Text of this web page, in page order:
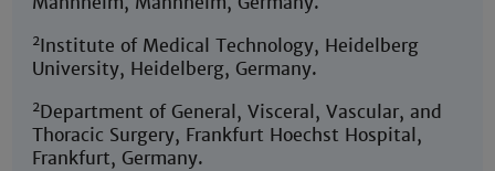
2Institute of Medical Technology, Heidelberg
University, Heidelberg, Germany.
2Department of General, Visceral, Vascular, and
Thoracic Surgery, Frankfurt Hoechst Hospital,
Frankfurt, Germany.